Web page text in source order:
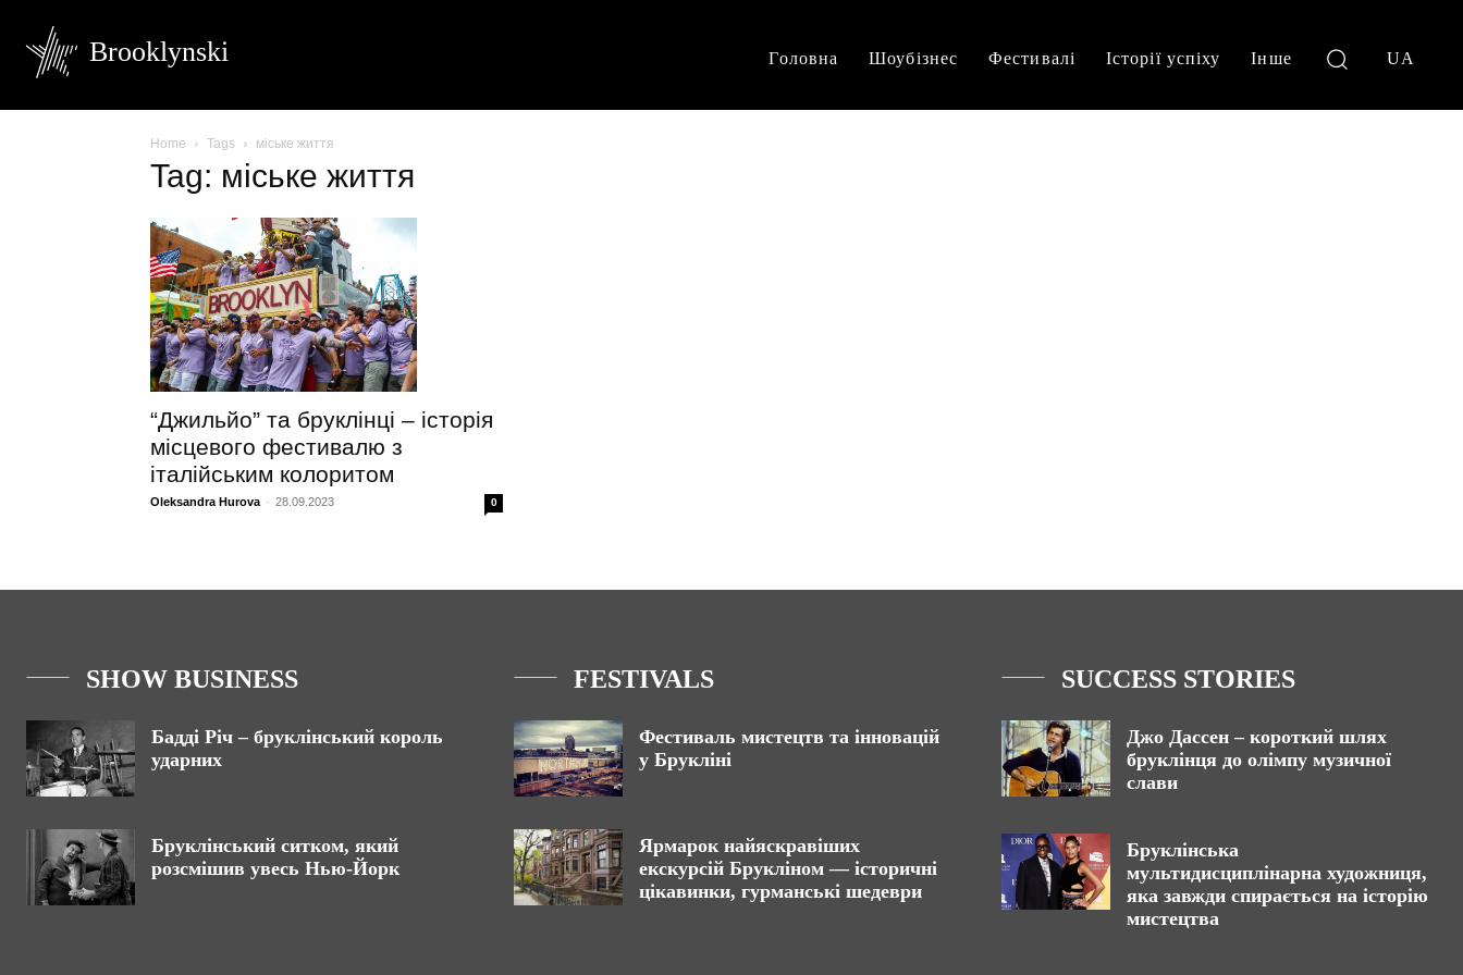
Brooklynski Головна Шоубізнес Фестивалі Історії успіху Інше UA
Home Tags міське життя
Tag: міське життя
“Джильйо” та бруклінці – історія
місцевого фестивалю з
італійським колоритом
Oleksandra Hurova - 28.09.2023 0
SHOW BUSINESS
Бадді Річ – бруклінський король
ударних
Бруклінський ситком, який
розсмішив увесь Нью-Йорк
FESTIVALS
Фестиваль мистецтв та інновацій
у Брукліні
Ярмарок найяскравіших
екскурсій Брукліном — історичні
цікавинки, гурманські шедеври
SUCCESS STORIES
Джо Дассен – короткий шлях
бруклінця до олімпу музичної
слави
Бруклінська
мультидисциплінарна художниця,
яка завжди спирається на історію
мистецтва